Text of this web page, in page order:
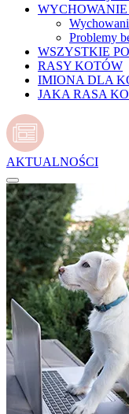
Problemy
WSZYSTKIE
RASY KOTÓW
IMIONA DLA
JAKA RASA
AKTUALNOŚCI